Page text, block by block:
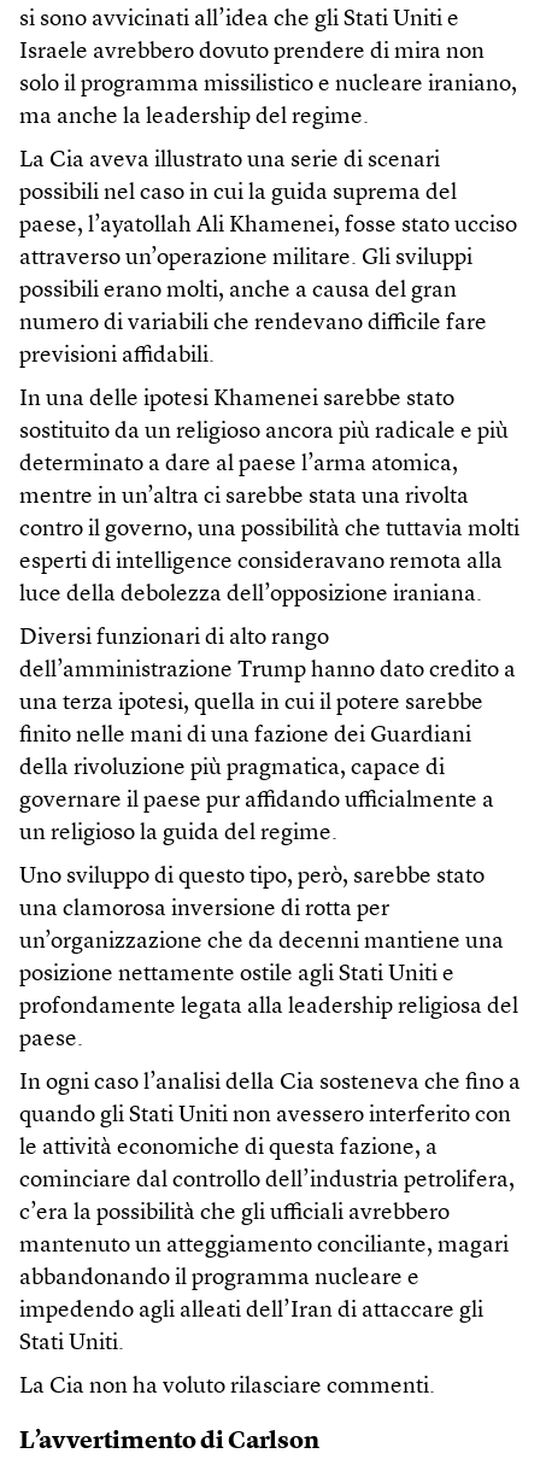
si sono avvicinati all’idea che gli Stati Uniti e
Israele avrebbero dovuto prendere di mira non
solo il programma missilistico e nucleare iraniano,
ma anche la leadership del regime.
La Cia aveva illustrato una serie di scenari
possibili nel caso in cui la guida suprema del
paese, l’ayatollah Ali Khamenei, fosse stato ucciso
attraverso un’operazione militare. Gli sviluppi
possibili erano molti, anche a causa del gran
numero di variabili che rendevano difficile fare
previsioni affidabili.
In una delle ipotesi Khamenei sarebbe stato
sostituito da un religioso ancora più radicale e più
determinato a dare al paese l’arma atomica,
mentre in un’altra ci sarebbe stata una rivolta
contro il governo, una possibilità che tuttavia molti
esperti di intelligence consideravano remota alla
luce della debolezza dell’opposizione iraniana.
Diversi funzionari di alto rango
dell’amministrazione Trump hanno dato credito a
una terza ipotesi, quella in cui il potere sarebbe
finito nelle mani di una fazione dei Guardiani
della rivoluzione più pragmatica, capace di
governare il paese pur affidando ufficialmente a
un religioso la guida del regime.
Uno sviluppo di questo tipo, però, sarebbe stato
una clamorosa inversione di rotta per
un’organizzazione che da decenni mantiene una
posizione nettamente ostile agli Stati Uniti e
profondamente legata alla leadership religiosa del
paese.
In ogni caso l’analisi della Cia sosteneva che fino a
quando gli Stati Uniti non avessero interferito con
le attività economiche di questa fazione, a
cominciare dal controllo dell’industria petrolifera,
c’era la possibilità che gli ufficiali avrebbero
mantenuto un atteggiamento conciliante, magari
abbandonando il programma nucleare e
impedendo agli alleati dell’Iran di attaccare gli
Stati Uniti.
La Cia non ha voluto rilasciare commenti.
L’avvertimento di Carlson